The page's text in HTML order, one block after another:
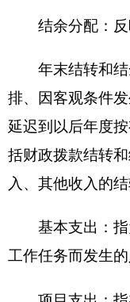
主办：克孜勒苏柯尔克
承办：克孜勒苏柯尔克
新公网安备
政府网站标识码：